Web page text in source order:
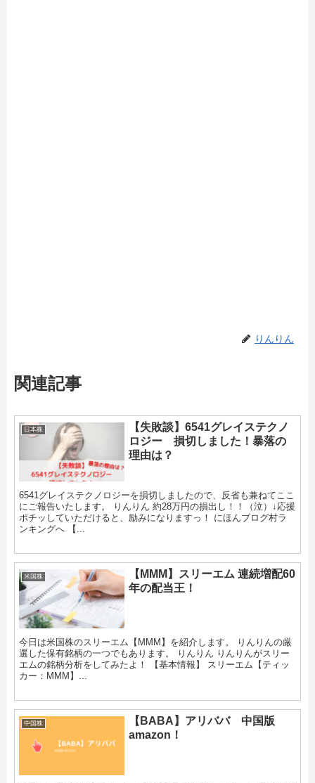
りんりん
関連記事
日本株
【失敗談】6541グレイステクノ
ロジー 損切しました！暴落の
理由は？
6541グレイステクノロジーを損切しましたので、反省も兼ねてここ
にご報告いたします。 りんりん 約28万円の損出し！！（泣）↓応援
ポチッしていただけると、励みになりますっ！ にほんブログ村ラ
ンキングへ 【...
米国株
【MMM】スリーエム 連続増配60
年の配当王！
今日は米国株のスリーエム【MMM】を紹介します。 りんりんの厳
選した保有銘柄の一つでもあります。 りんりん りんりんがスリー
エムの銘柄分析をしてみたよ！ 【基本情報】 スリーエム【ティッ
カー：MMM】...
中国株
【BABA】アリババ 中国版
amazon！